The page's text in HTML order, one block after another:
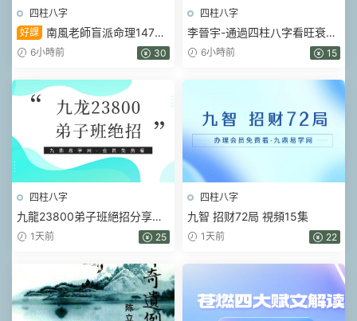
四柱八字
好課 南風老師盲派命理147集
視頻6小時前 30
四柱八字
李晉宇-通過四柱八字看旺衰喜
忌的獨門絕技 一集視頻
6小時前 15
四柱八字
九龍23800弟子班絕招分享會
視頻6集
1天前 25
四柱八字
九智 招财72局 視頻15集
1天前 22